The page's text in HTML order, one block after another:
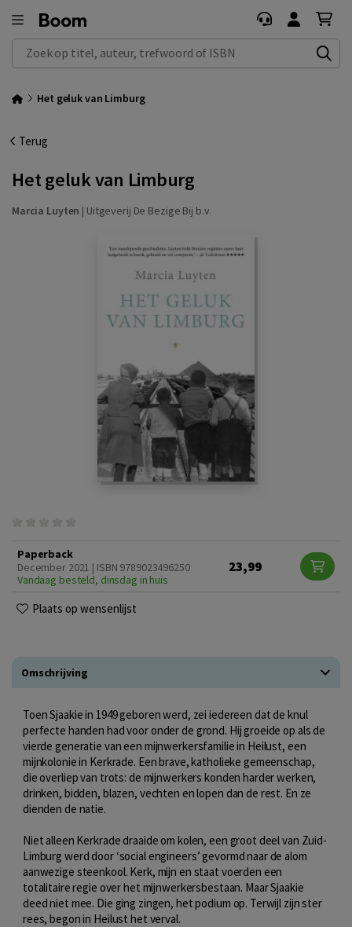
Zoek op titel, auteur, trefwoord of ISBN
Het geluk van Limburg
Terug
Het geluk van Limburg
Marcia Luyten | Uitgeverij De Bezige Bij b.v.
Paperback
December 2021 | ISBN 9789023496250
Vandaag besteld, dinsdag in huis
23,99
Plaats op wensenlijst
Omschrijving
Toen Sjaakie in 1949 geboren werd, zei iedereen dat de knul
perfecte handen had voor onder de grond. Hij groeide op als de
vierde generatie van een mijnwerkersfamilie in Heilust, een
mijnkolonie in Kerkrade. Een brave, katholieke gemeenschap,
die overliep van trots: de mijnwerkers konden harder werken,
drinken, bidden, blazen, vechten en lopen dan de rest. En ze
dienden de natie.
Niet alleen Kerkrade draaide om kolen, een groot deel van Zuid-
Limburg werd door ‘social engineers’ gevormd naar de alom
aanwezige steenkool. Kerk, mijn en staat voerden een
totalitaire regie over het mijnwerkersbestaan. Maar Sjaakie
deed niet mee. Die ging zingen, het podium op. Terwijl zijn ster
rees, begon in Heilust het verval.